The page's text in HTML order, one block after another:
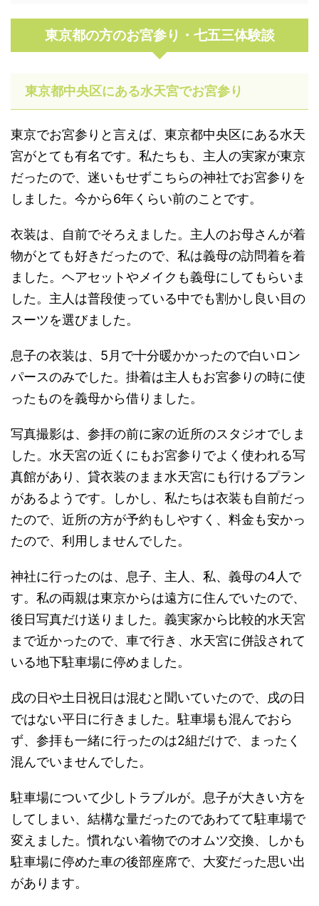
東京都の方のお宮参り・七五三体験談
東京都中央区にある水天宮でお宮参り
東京でお宮参りと言えば、東京都中央区にある水天
宮がとても有名です。私たちも、主人の実家が東京
だったので、迷いもせずこちらの神社でお宮参りを
しました。今から6年くらい前のことです。
衣装は、自前でそろえました。主人のお母さんが着
物がとても好きだったので、私は義母の訪問着を着
ました。ヘアセットやメイクも義母にしてもらいま
した。主人は普段使っている中でも割かし良い目の
スーツを選びました。
息子の衣装は、5月で十分暖かかったので白いロン
パースのみでした。掛着は主人もお宮参りの時に使
ったものを義母から借りました。
写真撮影は、参拝の前に家の近所のスタジオでしま
した。水天宮の近くにもお宮参りでよく使われる写
真館があり、貸衣装のまま水天宮にも行けるプラン
があるようです。しかし、私たちは衣装も自前だっ
たので、近所の方が予約もしやすく、料金も安かっ
たので、利用しませんでした。
神社に行ったのは、息子、主人、私、義母の4人で
す。私の両親は東京からは遠方に住んでいたので、
後日写真だけ送りました。義実家から比較的水天宮
まで近かったので、車で行き、水天宮に併設されて
いる地下駐車場に停めました。
戌の日や土日祝日は混むと聞いていたので、戌の日
ではない平日に行きました。駐車場も混んでおら
ず、参拝も一緒に行ったのは2組だけで、まったく
混んでいませんでした。
駐車場について少しトラブルが。息子が大きい方を
してしまい、結構な量だったのであわてて駐車場で
変えました。慣れない着物でのオムツ交換、しかも
駐車場に停めた車の後部座席で、大変だった思い出
があります。